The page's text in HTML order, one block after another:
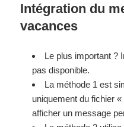
Intégration du
vacances
Le plus important ?
pas disponible.
La méthode 1 est
uniquement du fichier
afficher un message